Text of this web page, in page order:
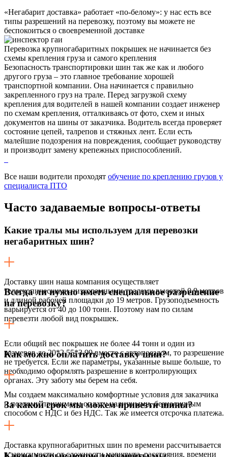
«Негабарит доставка» работает «по-белому»: у нас есть все
типы разрешений на перевозку, поэтому вы можете не
беспокоиться о своевременной доставке
Перевозка крупногабаритных покрышек не начинается без
схемы крепления груза и самого крепления
Безопасность транспортировки шин так же как и любого
другого груза – это главное требование хорошей
транспортной компании. Она начинается с правильно
закрепленного груз на трале. Перед загрузкой схему
крепления для водителей в нашей компании создает инженер
по схемам крепления, отталкиваясь от фото, схем и иных
документов на шины от заказчика. Водитель всегда проверяет
состояние цепей, талрепов и стяжных лент. Если есть
малейшие подозрения на повреждения, сообщает руководству
и производит замену крепежных приспособлений.
Все наши водители проходят обучение по креплению грузов у
специалиста ПТО
Часто задаваемые вопросы-ответы
Какие тралы мы используем для перевозки
негабаритных шин?
Доставку шин наша компания осуществляет
телескопическими низкорамными тралами высотой 0,9 метров
и длиной рабочей площадки до 19 метров. Грузоподъемность
варьируется от 40 до 100 тонн. Поэтому нам по силам
перевезти любой вид покрышек.
Всегда ли нужно иметь специальное разрешение
на перевозку?
Если общий вес покрышек не более 44 тонн и один из
размеров до 20*2,55*3,99 вместе с автопоездом, то разрешение
не требуется. Если же параметры, указанные выше больше, то
необходимо оформлять разрешение в контролирующих
органах. Эту заботу мы берем на себя.
Как можно оплатить доставку шин?
Мы создаем максимально комфортные условия для заказчика
и поэтому принимаем оплату наличными, безналичным
способом с НДС и без НДС. Так же имеется отсрочка платежа.
За какой срок мы можем привезти шины?
Доставка крупногабаритных шин по времени рассчитывается
в зависимости от сложности маршрута, расстояния, времени